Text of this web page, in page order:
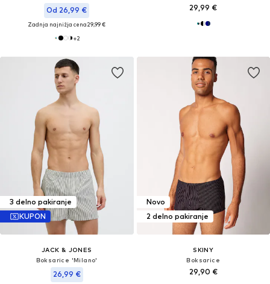
Od 26,99 €
Zadnja najnižja cena29,99 €
+2
29,99 €
3 delno pakiranje
KUPON
JACK & JONES
Boksarice 'Milano'
26,99 €
Novo
2 delno pakiranje
SKINY
Boksarice
29,90 €